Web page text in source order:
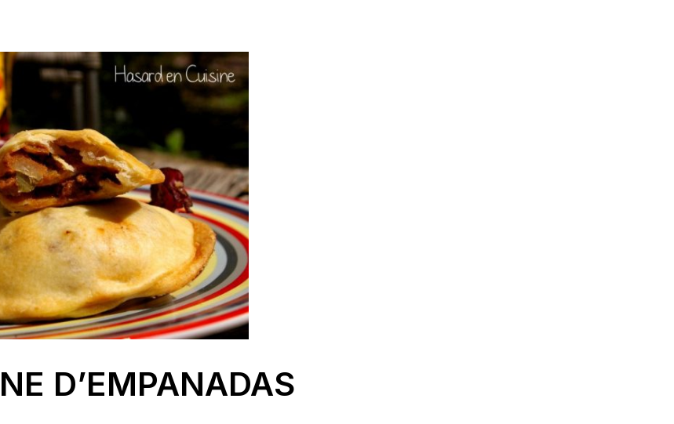
D’EMPANADAS